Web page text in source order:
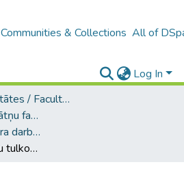
Communities & Collections All of
Log In
B4 – LU fakultātes / Faculties of the UL
A -- Humanitāro zinātņu fakultāte / Faculty of Humanities
Bakalaura un maģistra darbi (HZF) / Bachelor's and Master's theses
Ar ES saistītu tekstu tulkošana – procesi, rīki, datubāzes